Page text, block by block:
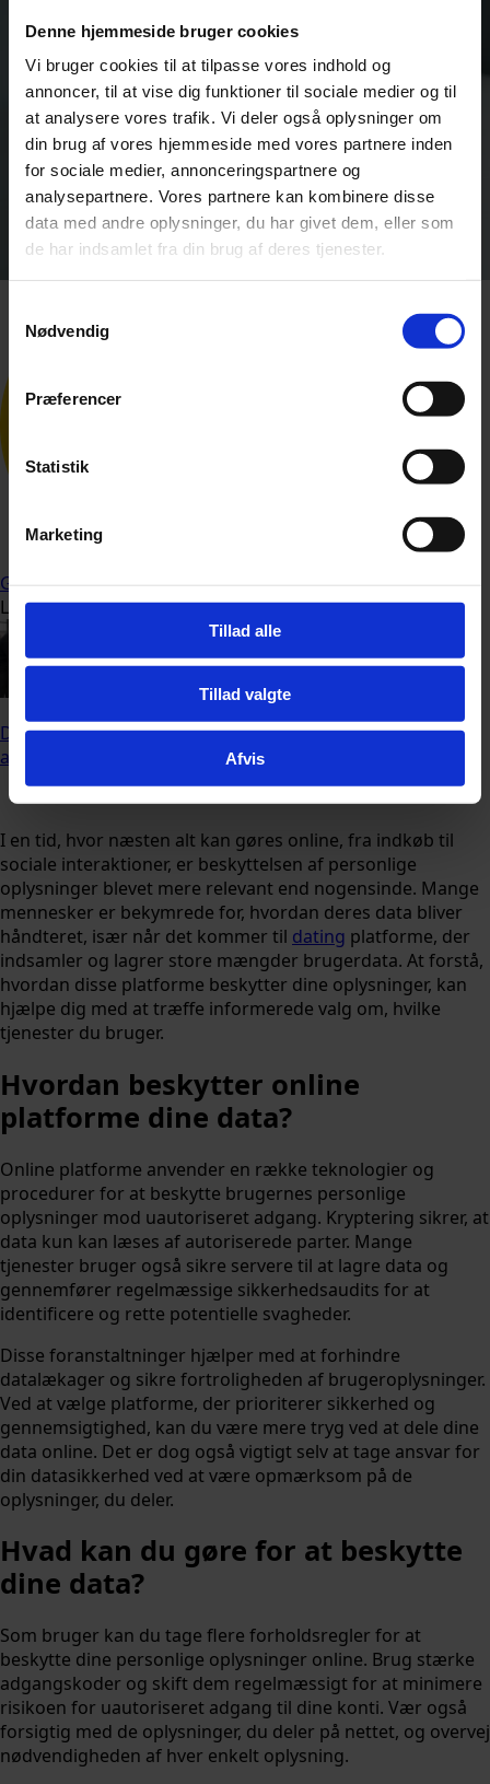
Denne hjemmeside bruger cookies
Vi bruger cookies til at tilpasse vores indhold og
annoncer, til at vise dig funktioner til sociale medier og til
at analysere vores trafik. Vi deler også oplysninger om
din brug af vores hjemmeside med vores partnere inden
for sociale medier, annonceringspartnere og
analysepartnere. Vores partnere kan kombinere disse
data med andre oplysninger, du har givet dem, eller som
de har indsamlet fra din brug af deres tjenester.
Nødvendig
Præferencer
Statistik
Marketing
Tillad alle
Tillad valgte
Afvis
Følg Udforsk.nu på
Google
Lige nu læser andre
Dækkene kan afsløre problemer, længe før de bliver
alvorlige
I en tid, hvor næsten alt kan gøres online, fra indkøb til
sociale interaktioner, er beskyttelsen af personlige
oplysninger blevet mere relevant end nogensinde. Mange
mennesker er bekymrede for, hvordan deres data bliver
håndteret, især når det kommer til dating platforme, der
indsamler og lagrer store mængder brugerdata. At forstå,
hvordan disse platforme beskytter dine oplysninger, kan
hjælpe dig med at træffe informerede valg om, hvilke
tjenester du bruger.
Hvordan beskytter online
platforme dine data?
Online platforme anvender en række teknologier og
procedurer for at beskytte brugernes personlige
oplysninger mod uautoriseret adgang. Kryptering sikrer, at
data kun kan læses af autoriserede parter. Mange
tjenester bruger også sikre servere til at lagre data og
gennemfører regelmæssige sikkerhedsaudits for at
identificere og rette potentielle svagheder.
Disse foranstaltninger hjælper med at forhindre
datalækager og sikre fortroligheden af brugeroplysninger.
Ved at vælge platforme, der prioriterer sikkerhed og
gennemsigtighed, kan du være mere tryg ved at dele dine
data online. Det er dog også vigtigt selv at tage ansvar for
din datasikkerhed ved at være opmærksom på de
oplysninger, du deler.
Hvad kan du gøre for at beskytte
dine data?
Som bruger kan du tage flere forholdsregler for at
beskytte dine personlige oplysninger online. Brug stærke
adgangskoder og skift dem regelmæssigt for at minimere
risikoen for uautoriseret adgang til dine konti. Vær også
forsigtig med de oplysninger, du deler på nettet, og overvej
nødvendigheden af hver enkelt oplysning.